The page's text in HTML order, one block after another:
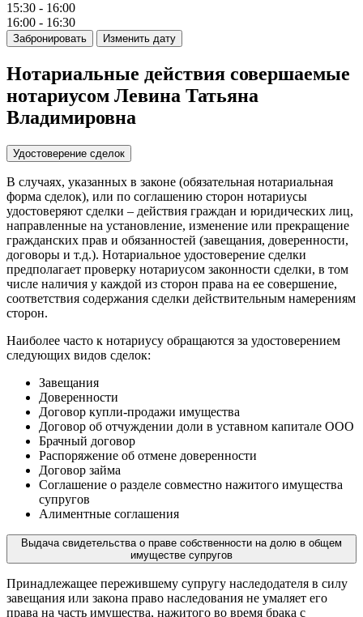
15:30 - 16:00
16:00 - 16:30
Забронировать Изменить дату
Нотариальные действия совершаемые
нотариусом Левина Татьяна
Владимировна
Удостоверение сделок
В случаях, указанных в законе (обязательная нотариальная
форма сделок), или по соглашению сторон нотариусы
удостоверяют сделки – действия граждан и юридических лиц,
направленные на установление, изменение или прекращение
гражданских прав и обязанностей (завещания, доверенности,
договоры и т.д.). Нотариальное удостоверение сделки
предполагает проверку нотариусом законности сделки, в том
числе наличия у каждой из сторон права на ее совершение,
соответствия содержания сделки действительным намерениям
сторон.
Наиболее часто к нотариусу обращаются за удостоверением
следующих видов сделок:
Завещания
Доверенности
Договор купли-продажи имущества
Договор об отчуждении доли в уставном капитале ООО
Брачный договор
Распоряжение об отмене доверенности
Договор займа
Соглашение о разделе совместно нажитого имущества
супругов
Алиментные соглашения
Выдача свидетельства о праве собственности на долю в общем
имуществе супругов
Принадлежащее пережившему супругу наследодателя в силу
завещания или закона право наследования не умаляет его
права на часть имущества, нажитого во время брака с